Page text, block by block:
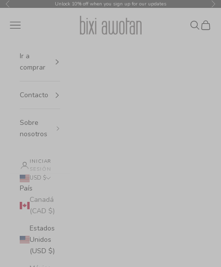
Ir al contenido
Anterior Unlock 10% off when you sign up for our updates
bixi awotan
Menú Buscar
Cesta
Ir a
comprar
Contacto
Sobre
nosotros
INICIAR
SESIÓN
USD $
País
Canadá
(CAD $)
Estados
Unidos
(USD $)